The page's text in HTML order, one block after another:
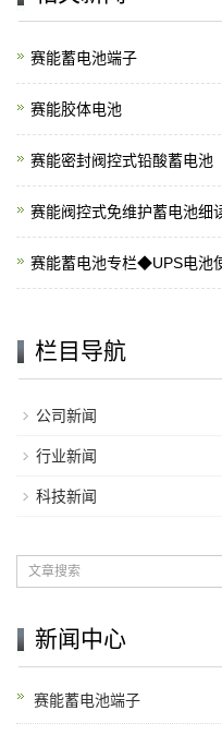
赛能蓄电池端子
赛能胶体电池
赛能密封阀控式铅酸蓄电池
赛能阀控式免维护蓄电池细
赛能蓄电池专栏◆UPS电池
栏目导航
公司新闻
行业新闻
科技新闻
新闻中心
赛能蓄电池端子